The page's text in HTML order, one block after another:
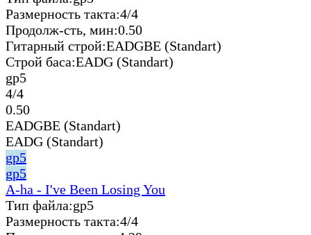
Размерность такта:4/4
Продолж-сть, мин:0.50
Гитарный строй:EADGBE (Standart)
Строй баса:EADG (Standart)
gp5
4/4
0.50
EADGBE (Standart)
EADG (Standart)
gp5
gp5
A-ha - I've Been Losing You
Тип файла:gp5
Размерность такта:4/4